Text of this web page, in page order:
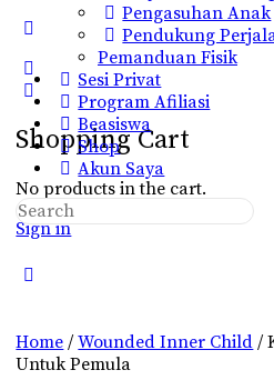
More
options
Shopping Cart
No products in the cart.
Sign in
Pengasuhan Anak
Pendukung
Pemanduan Fisik
Sesi Privat
Program Afiliasi
Beasiswa
Shop
Akun Saya
Search
for:
Home /Wounded Inner Child /
Untuk Pemula